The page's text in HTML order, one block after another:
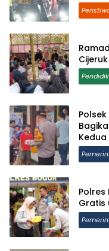
Polres
Gratis